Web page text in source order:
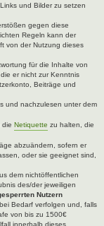
und Bilder zu setzen
gegen diese
Regeln kann der
von der Nutzung dieses
für die Inhalte von
er nicht zur Kenntnis
Beiträge und
und nachzulesen unter dem
die Netiquette zu halten, die
abzuändern, sofern er
oder sie geeignet sind,
dem nichtöffentlichen
des/der jeweiligen
Nutzern
Bedarf verfolgen und, falls
von bis zu 1500€
innerhalb dieses